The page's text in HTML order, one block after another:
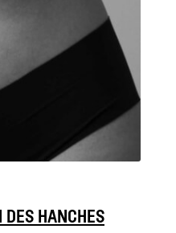
DES HANCHES